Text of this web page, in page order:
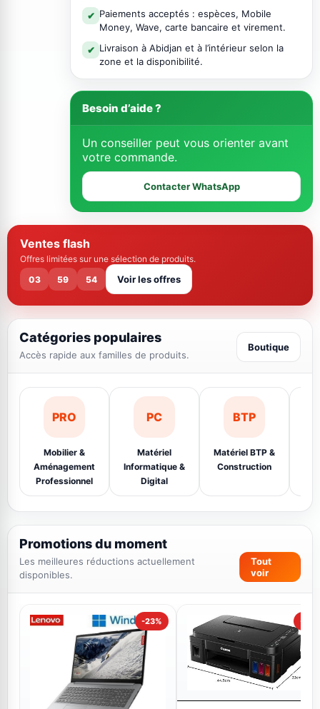
✔ Paiements acceptés : espèces, Mobile
Money, Wave, carte bancaire et virement.
✔ Livraison à Abidjan et à l’intérieur selon la
zone et la disponibilité.
Besoin d’aide ?
Un conseiller peut vous orienter avant
votre commande.
Contacter WhatsApp
Ventes flash
Offres limitées sur une sélection de produits.
03
59 54 Voir les offres
Catégories populaires
Accès rapide aux familles de produits.
Boutique
PRO
Mobilier &
Aménagement
Professionnel
PC
Matériel
Informatique &
Digital
BTP
Matériel BTP &
Construction
Promotions du moment
Les meilleures réductions actuellement
disponibles.
Tout
voir
-23% -18%